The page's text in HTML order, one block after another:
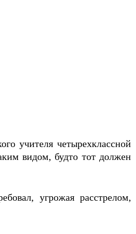
учителя четырехклассной
видом, будто тот должен
угрожая расстрелом,